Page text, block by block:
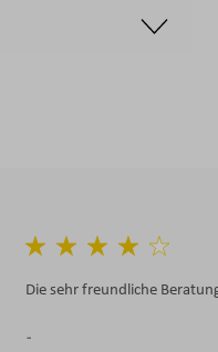
Die sehr freundliche